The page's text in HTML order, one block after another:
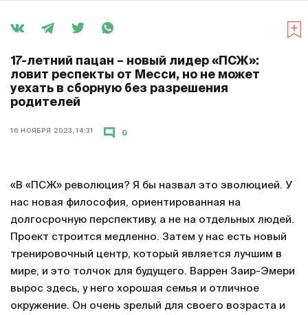
17-летний пацан – новый лидер «ПСЖ»:
ловит респекты от Месси, но не может
уехать в сборную без разрешения
родителей
16 НОЯБРЯ 2023, 14:31 0
«В «ПСЖ» революция? Я бы назвал это эволюцией. У
нас новая философия, ориентированная на
долгосрочную перспективу, а не на отдельных людей.
Проект строится медленно. Затем у нас есть новый
тренировочный центр, который является лучшим в
мире, и это толчок для будущего. Варрен Заир-Эмери
вырос здесь, у него хорошая семья и отличное
окружение. Он очень зрелый для своего возраста и